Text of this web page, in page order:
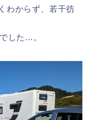
わからず、若干彷
した…。